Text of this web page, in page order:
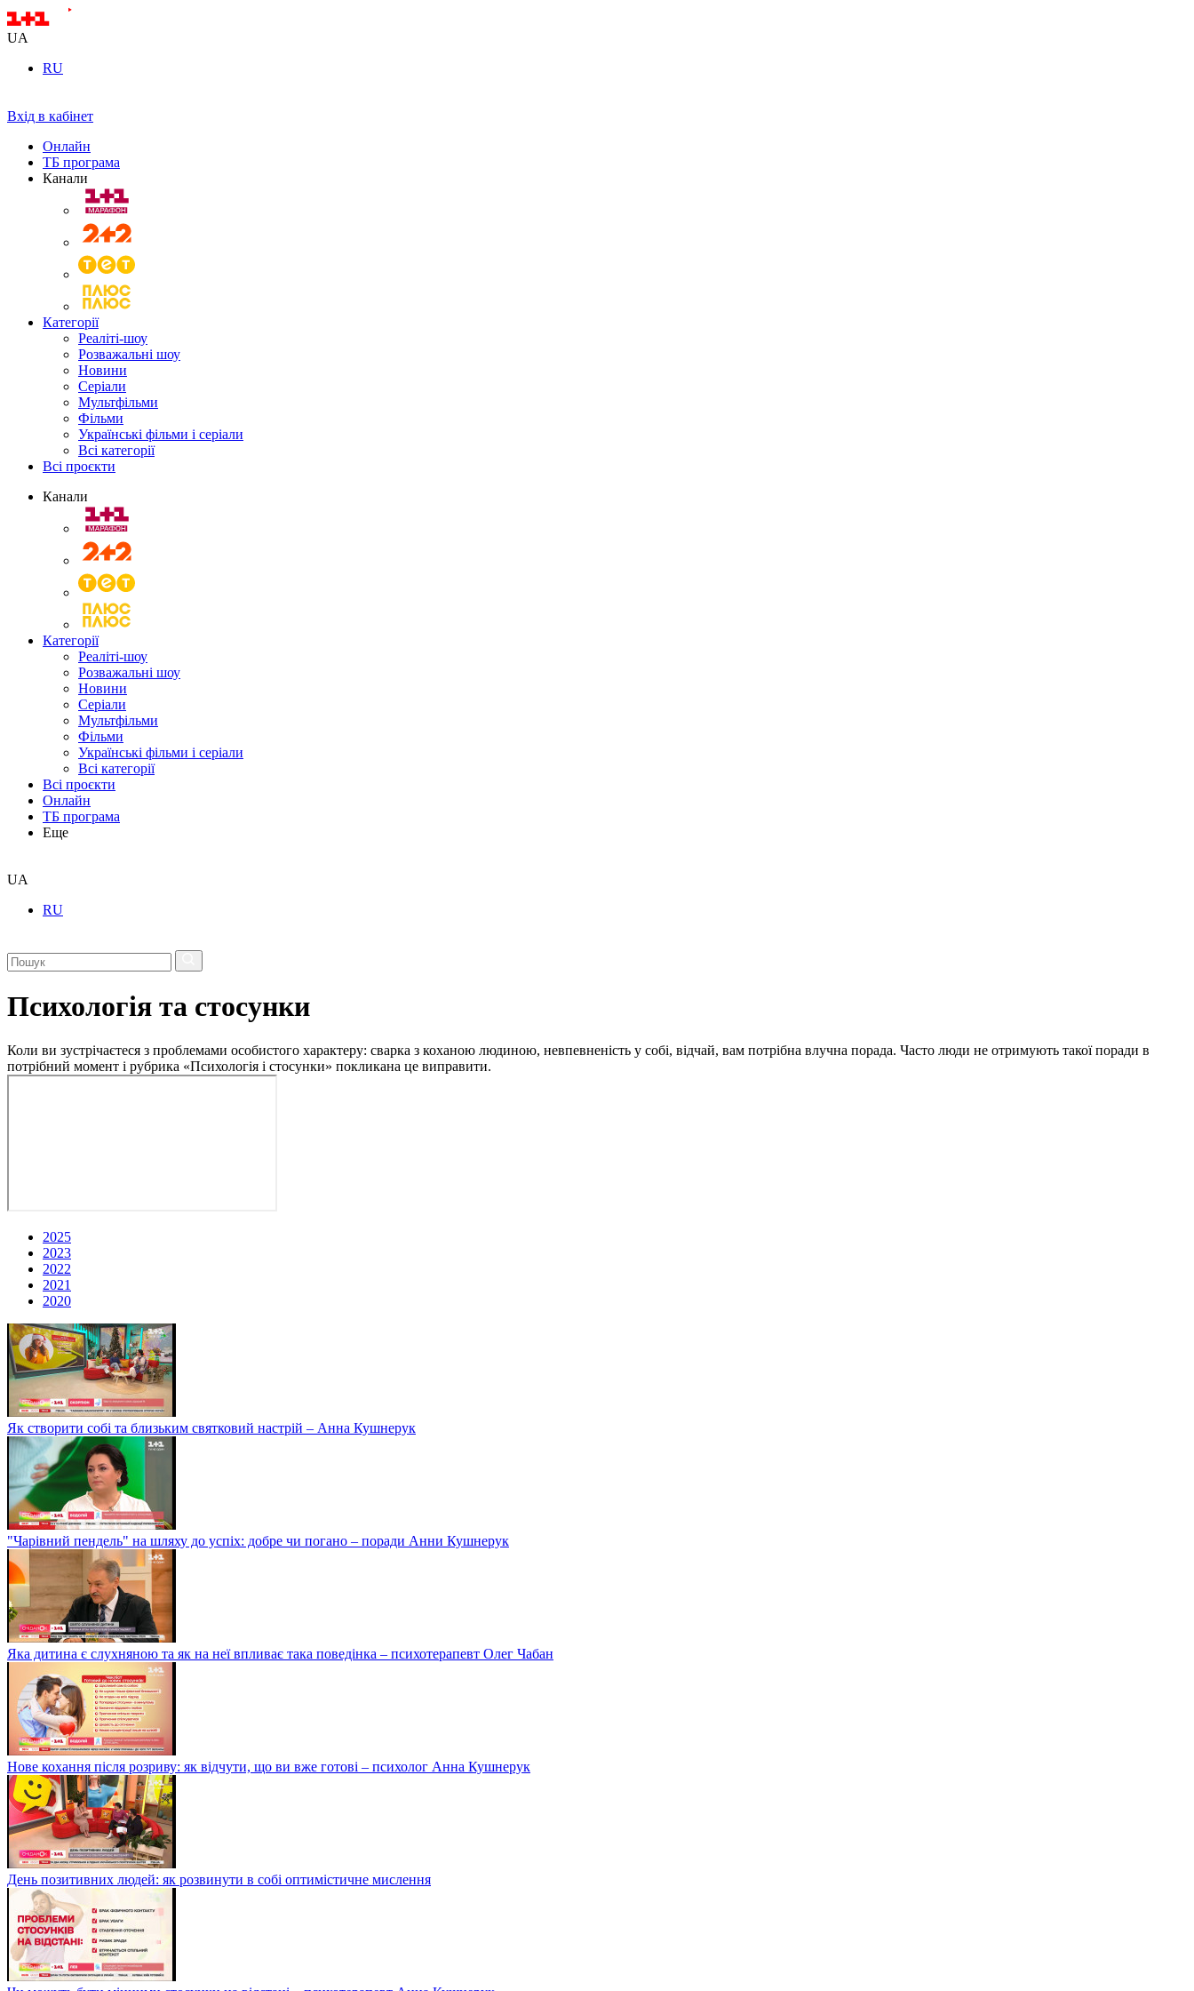
UA
RU
Вхід в кабінет
Онлайн
ТБ програма
Канали
Категорії
Реаліті-шоу
Розважальні шоу
Новини
Серіали
Мультфільми
Фільми
Українські фільми і серіали
Всі категорії
Всі проєкти
Канали
Категорії
Реаліті-шоу
Розважальні шоу
Новини
Серіали
Мультфільми
Фільми
Українські фільми і серіали
Всі категорії
Всі проєкти
Онлайн
ТБ програма
Еще
UA
RU
Психологія та стосунки
Коли ви зустрічаєтеся з проблемами особистого характеру: сварка з коханою людиною, невпевненість у собі, відчай, вам потрібна влучна порада. Часто люди не отримують такої поради в
потрібний момент і рубрика «Психологія і стосунки» покликана це виправити.
2025
2023
2022
2021
2020
Як створити собі та близьким святковий настрій – Анна Кушнерук
"Чарівний пендель" на шляху до успіх: добре чи погано – поради Анни Кушнерук
Яка дитина є слухняною та як на неї впливає така поведінка – психотерапевт Олег Чабан
Нове кохання після розриву: як відчути, що ви вже готові – психолог Анна Кушнерук
День позитивних людей: як розвинути в собі оптимістичне мислення